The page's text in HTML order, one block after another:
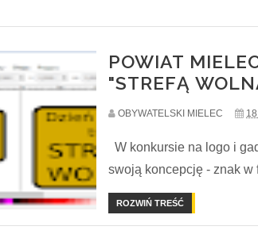
POWIAT
"STREFĄ
OBYWATELSKI MIELEC
W konkursie na logo i
swoją koncepcję - znak w
ROZWIŃ TREŚĆ